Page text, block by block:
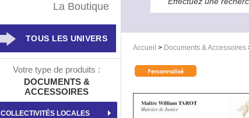
Accueil > Documents & Accessoires
La Boutique
TOUS LES UNIVERS
Votre type de produits :
DOCUMENTS &
ACCESSOIRES
COLLECTIVITÉS LOCALES